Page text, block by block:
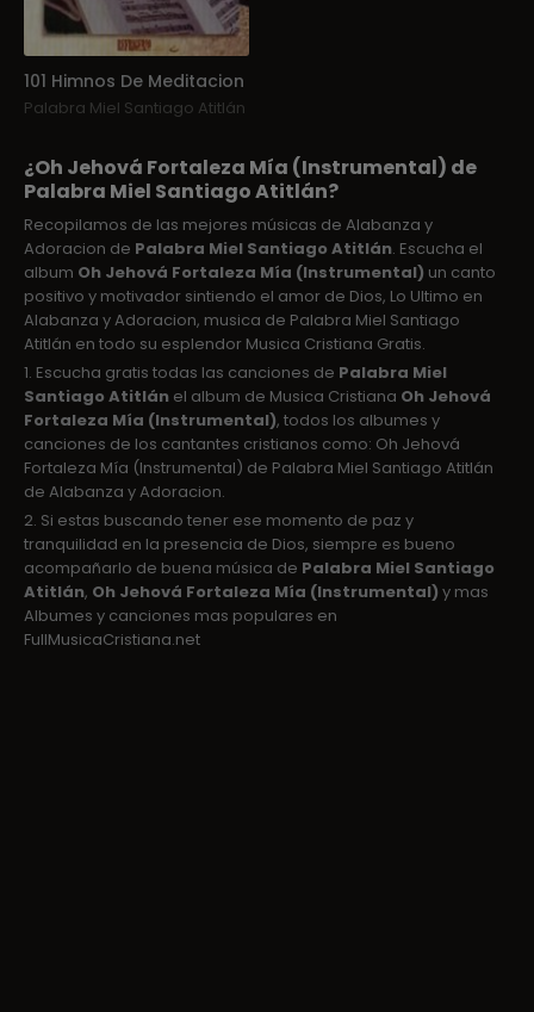
101 Himnos De Meditacion
Palabra Miel Santiago Atitlán
¿Oh Jehová Fortaleza Mía (Instrumental) de
Palabra Miel Santiago Atitlán?
Recopilamos de las mejores músicas de Alabanza y
Adoracion de Palabra Miel Santiago Atitlán. Escucha el
album Oh Jehová Fortaleza Mía (Instrumental) un canto
positivo y motivador sintiendo el amor de Dios, Lo Ultimo en
Alabanza y Adoracion, musica de Palabra Miel Santiago
Atitlán en todo su esplendor Musica Cristiana Gratis.
1. Escucha gratis todas las canciones de Palabra Miel
Santiago Atitlán el album de Musica Cristiana Oh Jehová
Fortaleza Mía (Instrumental), todos los albumes y
canciones de los cantantes cristianos como: Oh Jehová
Fortaleza Mía (Instrumental) de Palabra Miel Santiago Atitlán
de Alabanza y Adoracion.
2. Si estas buscando tener ese momento de paz y
tranquilidad en la presencia de Dios, siempre es bueno
acompañarlo de buena música de Palabra Miel Santiago
Atitlán, Oh Jehová Fortaleza Mía (Instrumental) y mas
Albumes y canciones mas populares en
FullMusicaCristiana.net